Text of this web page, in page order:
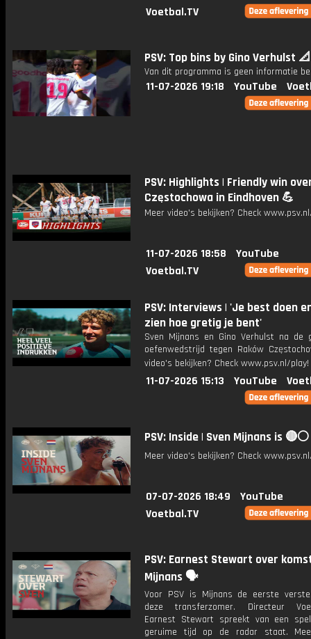
Voetbal.TV
PSV: Top bins by Gino Verhulst
Van dit programma is geen informatie
11-07-2026 19:18 YouTube
PSV: Highlights | Friendly win
Częstochowa in Eindhoven 💪
Meer video's bekijken? Check
11-07-2026 18:58
YouTube
Voetbal.TV
PSV: Interviews | 'Je best doen
zien hoe gretig je bent'
Sven Mijnans en Gino Verhulst na de
oefenwedstrijd tegen Raków
video's bekijken? Check www.psv.nl/
11-07-2026 15:13 YouTube
PSV: Inside | Sven Mijnans is 🔴⚪️
Meer video's bekijken? Check
07-07-2026 18:49
YouTube
Voetbal.TV
PSV: Earnest Stewart over
Mijnans 🗣️
Voor PSV is Mijnans de eerste
deze transferzomer. Directeur
Earnest Stewart spreekt van een
geruime tijd op de radar staat.